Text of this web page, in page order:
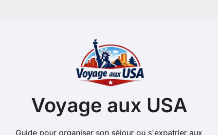
Voyage aux USA
Guide pour organiser son séjour ou s'expatrier aux